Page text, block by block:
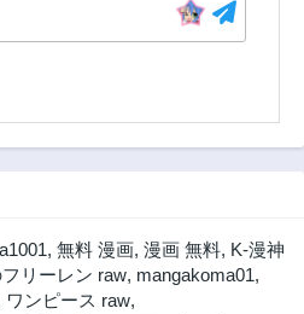
2年前
, 無料 漫画, 漫画 無料, K-漫神
リーレン raw, mangakoma01,
ワンピース raw,